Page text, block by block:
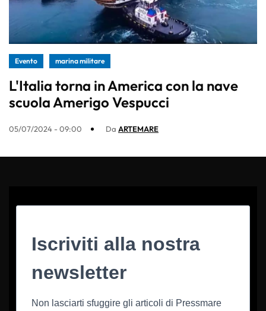
Evento marina militare
L'Italia torna in America con la nave
scuola Amerigo Vespucci
05/07/2024 - 09:00 Da ARTEMARE
Iscriviti alla nostra
newsletter
Non lasciarti sfuggire gli articoli di Pressmare